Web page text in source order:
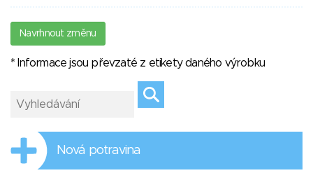
Navrhnout změnu
* Informace jsou převzaté z etikety daného výrobku
Nová potravina